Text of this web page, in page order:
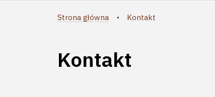
Strona główna Kontakt
Kontakt